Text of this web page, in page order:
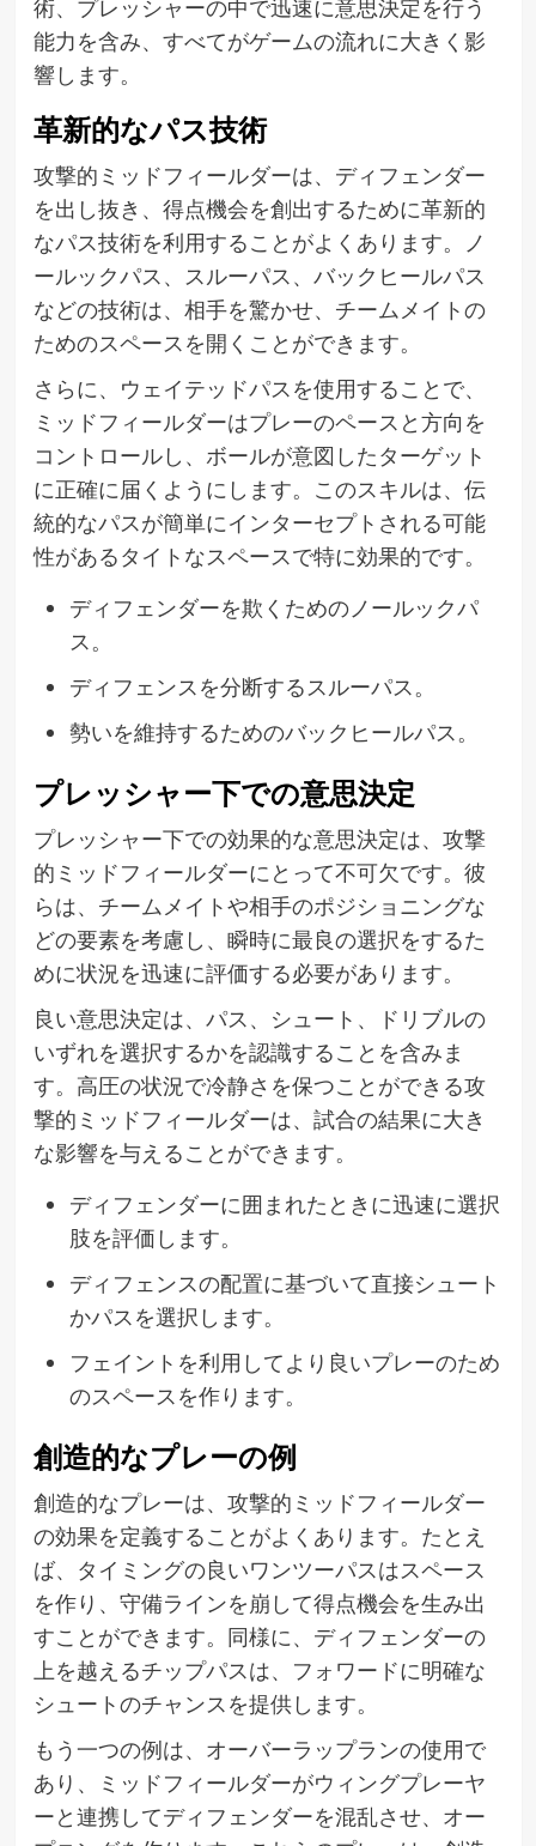
術、プレッシャーの中で迅速に意思決定を行う
能力を含み、すべてがゲームの流れに大きく影
響します。
革新的なパス技術
攻撃的ミッドフィールダーは、ディフェンダー
を出し抜き、得点機会を創出するために革新的
なパス技術を利用することがよくあります。ノ
ールックパス、スルーパス、バックヒールパス
などの技術は、相手を驚かせ、チームメイトの
ためのスペースを開くことができます。
さらに、ウェイテッドパスを使用することで、
ミッドフィールダーはプレーのペースと方向を
コントロールし、ボールが意図したターゲット
に正確に届くようにします。このスキルは、伝
統的なパスが簡単にインターセプトされる可能
性があるタイトなスペースで特に効果的です。
ディフェンダーを欺くためのノールックパ
ス。
ディフェンスを分断するスルーパス。
勢いを維持するためのバックヒールパス。
プレッシャー下での意思決定
プレッシャー下での効果的な意思決定は、攻撃
的ミッドフィールダーにとって不可欠です。彼
らは、チームメイトや相手のポジショニングな
どの要素を考慮し、瞬時に最良の選択をするた
めに状況を迅速に評価する必要があります。
良い意思決定は、パス、シュート、ドリブルの
いずれを選択するかを認識することを含みま
す。高圧の状況で冷静さを保つことができる攻
撃的ミッドフィールダーは、試合の結果に大き
な影響を与えることができます。
ディフェンダーに囲まれたときに迅速に選択
肢を評価します。
ディフェンスの配置に基づいて直接シュート
かパスを選択します。
フェイントを利用してより良いプレーのため
のスペースを作ります。
創造的なプレーの例
創造的なプレーは、攻撃的ミッドフィールダー
の効果を定義することがよくあります。たとえ
ば、タイミングの良いワンツーパスはスペース
を作り、守備ラインを崩して得点機会を生み出
すことができます。同様に、ディフェンダーの
上を越えるチップパスは、フォワードに明確な
シュートのチャンスを提供します。
もう一つの例は、オーバーラップランの使用で
あり、ミッドフィールダーがウィングプレーヤ
ーと連携してディフェンダーを混乱させ、オー